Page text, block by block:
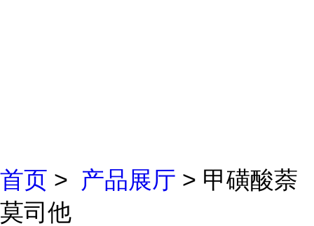
首页 > 产品展厅 > 甲磺酸萘
莫司他